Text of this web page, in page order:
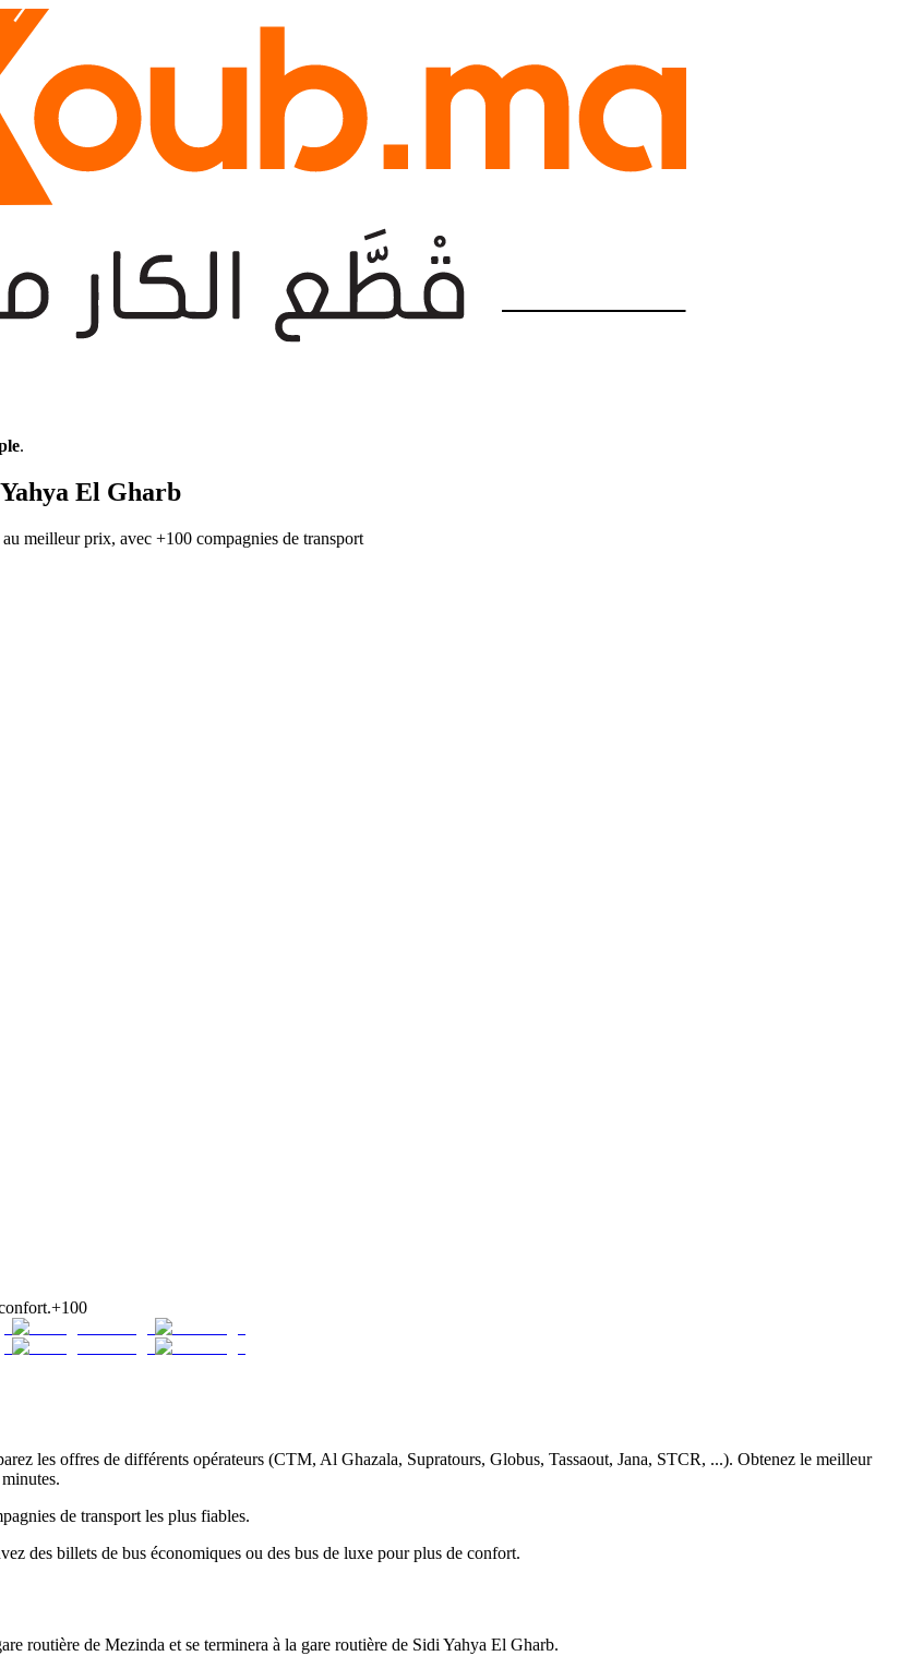
.
El Gharb
au meilleur prix, avec +100 compagnies de transport
+100
les offres de différents opérateurs (CTM, Al Ghazala, Supratours, Globus, Tassaout, Jana, STCR, ...). Obtenez le meilleur
de transport les plus fiables.
des billets de bus économiques ou des bus de luxe pour plus de confort.
routière de Mezinda et se terminera à la gare routière de Sidi Yahya El Gharb.